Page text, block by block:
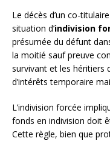
Le décès d’un co-
situation d’indivision
présumée du défunt
la moitié sauf preuve
survivant et les héritiers
d’intérêts temporaire
L’indivision forcée
fonds en indivision doit
Cette règle, bien que